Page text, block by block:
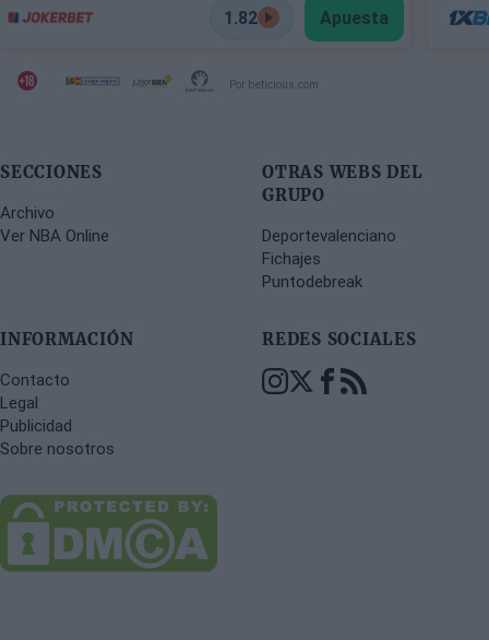
1.82 Apuesta
Por beticious.com
SECCIONES
Archivo
Ver NBA Online
OTRAS WEBS DEL
GRUPO
Deportevalenciano
Fichajes
Puntodebreak
INFORMACIÓN
Contacto
Legal
Publicidad
Sobre nosotros
REDES SOCIALES